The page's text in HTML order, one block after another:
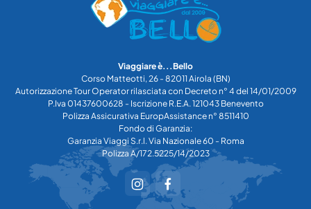
Viaggiare è...Bello
Corso Matteotti, 26 - 82011 Airola (BN)
Autorizzazione Tour Operator rilasciata con Decreto n° 4 del 14/01/2009
P.Iva 01437600628 - Iscrizione R.E.A. 121043 Benevento
Polizza Assicurativa EuropAssistance n° 8511410
Fondo di Garanzia:
Garanzia Viaggi S.r.l. Via Nazionale 60 - Roma
Polizza A/172.5225/14/2023